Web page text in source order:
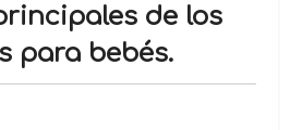
de los
para bebés.